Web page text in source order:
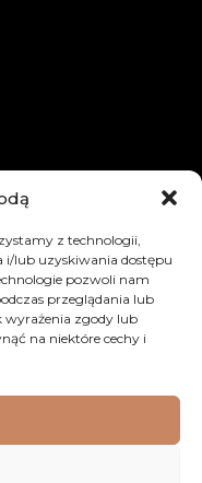
z technologii,
i/lub uzyskiwania dostępu
pozwoli nam
przeglądania lub
wyrażenia zgody lub
na niektóre cechy i
zastrzeżone.